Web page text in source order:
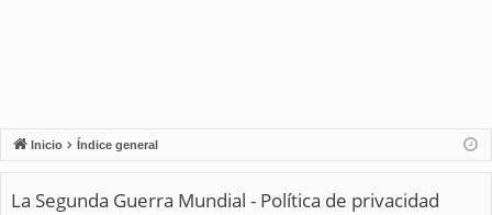
Inicio Índice general
La Segunda Guerra Mundial - Política de privacidad